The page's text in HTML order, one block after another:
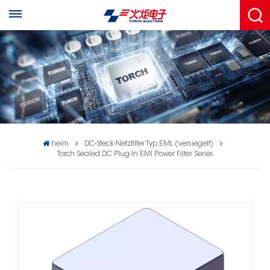
heim
DC-Steck-Netzfilter Typ EML (versiegelt)
Torch Sealed DC Plug‐In EMI Power Filter Series